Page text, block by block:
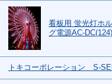
看板用 蛍光灯ホ
グ電源AC-DC(124)
トキコーポレーション S-